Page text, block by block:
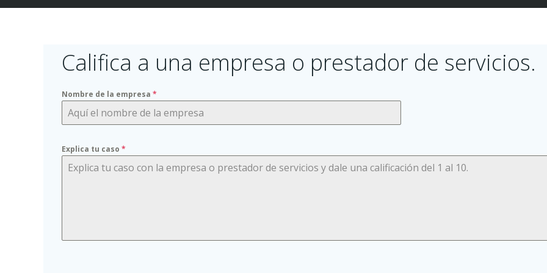
Califica a una empresa o prestador de servicios.
Nombre de la empresa *
Explica tu caso *